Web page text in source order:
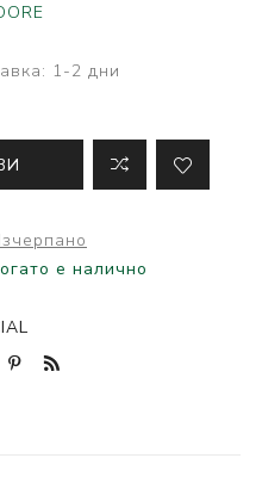
1-2 дни
е налично